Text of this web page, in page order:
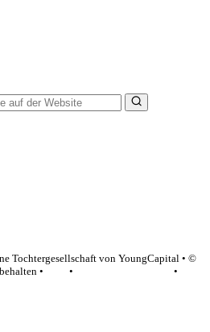
Tochtergesellschaft von YoungCapital • ©
•
•
•